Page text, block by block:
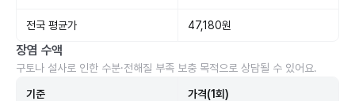
전국 평균가 47,180원
장염 수액
구토나 설사로 인한 수분·전해질 부족 보충 목적으로 상담될 수 있어요.
기준 가격(1회)